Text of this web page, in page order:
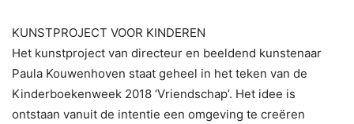
KUNSTPROJECT VOOR KINDEREN
Het kunstproject van directeur en beeldend kunstenaar
Paula Kouwenhoven staat geheel in het teken van de
Kinderboekenweek 2018 ‘Vriendschap’. Het idee is
ontstaan vanuit de intentie een omgeving te creëren